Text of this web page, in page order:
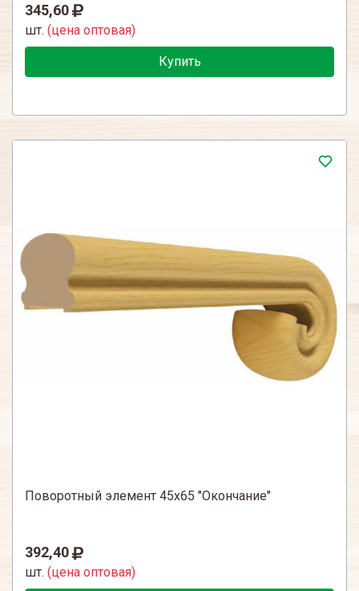
345,60
шт. (цена оптовая)
Купить
Поворотный элемент 45х65 "Окончание"
392,40
шт. (цена оптовая)